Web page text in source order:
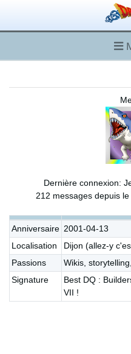
Dernière connexion:
212 messages depuis
Anniversaire 2001-04-13
Localisation
Dijon (allez-y
Passions
Wikis,
Signature
Best DQ :
VII !